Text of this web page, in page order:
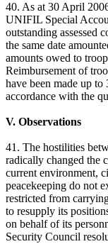
40. As at 30 April
UNIFIL Special
outstanding assessed
the same date
amounts owed to
Reimbursement of
have been made up
accordance with the
V. Observations
41. The hostilities
radically changed the
current environment,
peacekeeping do not
restricted from
to resupply its
on behalf of its
Security Council